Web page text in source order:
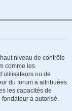
niveau de contrôle
comme les
ou de
du forum a attribuées
les capacités de
fondateur a autorisé.